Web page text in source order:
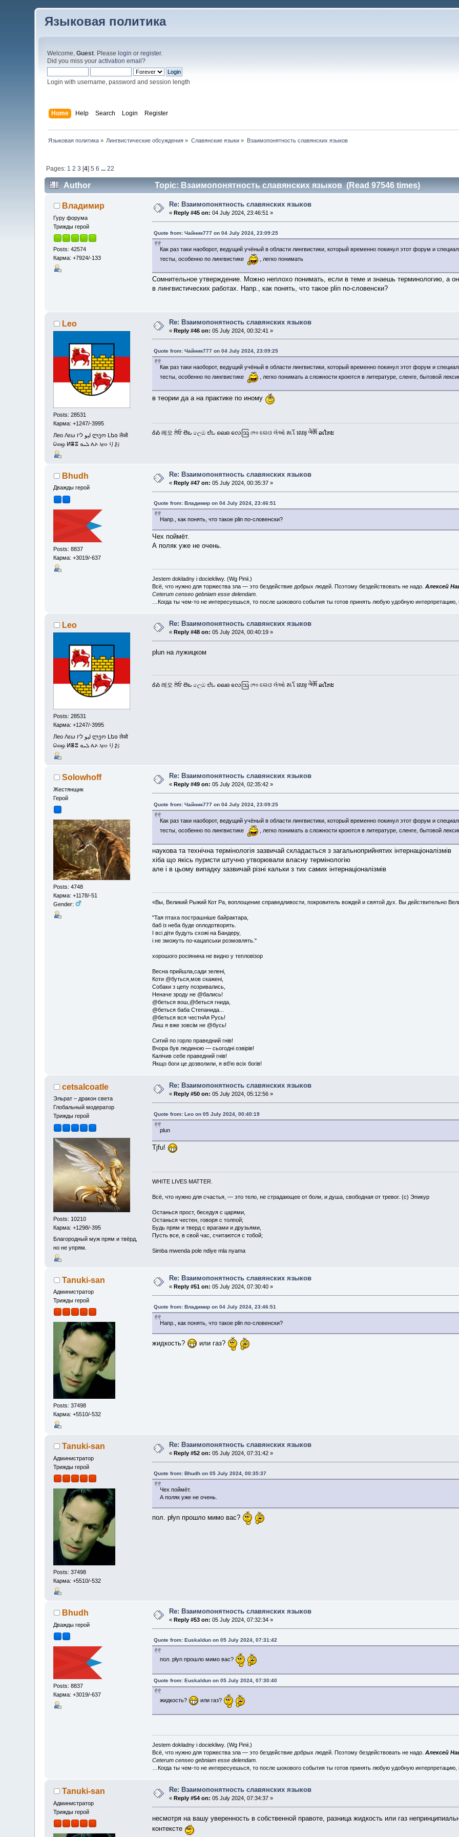
Языковая политика
Welcome,Guest. Please login orregister.
Did you miss youractivation email?
Login with username, password and session length
Home Help Search Login Register
Языковая политика» Лингвистические обсуждения » Славянские языки» Взаимопонятность славянских языков
Pages: 1 2 3 [4] 5 6 ... 22
Author Topic: Взаимопонятность славянских языков (Read 97546 times)
Владимир
Гуру форума
Трижды герой
Posts: 42574
Карма: +7924/-133
Re: Взаимопонятность славянских языков
« Reply #45 on: 04 July 2024, 23:46:51 »
Quote from: Чайник777 on 04 July 2024, 23:09:25
Как раз таки наоборот, ведущий учёный в области лингвистики, который временно покинул этот форум и
тесты, особенно по лингвистике
, легко понимать
Сомнительное утверждение. Можно неплохо понимать, если в теме и знаешь терминологию, а
в лингвистических работах. Напр., как понять, что такое plin по-словенски?
Leo
Posts: 28531
Карма: +1247/-3995
Лео Λεω ليو ליו ლეო Լեօ लेओ
லெஒ ⵍⴻⵓ ܠܝܘ ሌኦ ⲗⲉⲟ りお
Re: Взаимопонятность славянских языков
« Reply #46 on: 05 July 2024, 00:32:41 »
Quote from: Чайник777 on 04 July 2024, 23:09:25
Как раз таки наоборот, ведущий учёный в области лингвистики, который временно покинул этот форум и
тесты, особенно по лингвистике
, легко понимать а сложности кроются в литературе, сленге, бытовой
в теории да а на практике по иному
ᎴᎣ 레오 ਲੇਓ లెఒ ලෙඔ ಲೆಒ ലെഒ လေဩ লেও ଲେଓ લેઓ ลเโ លេអុ ལེཨོ ລເໂກະ
Bhudh
Дважды герой
Posts: 8837
Карма: +3019/-637
Re: Взаимопонятность славянских языков
« Reply #47 on: 05 July 2024, 00:35:37 »
Quote from: Владимир on 04 July 2024, 23:46:51
Напр., как понять, что такое plin по-словенски?
Чех поймёт.
А поляк уже не очень.
Jestem dokładny i dociekliwy. (WgPinii .)
Всё, что нужно для торжества зла — это бездействие добрых людей. Поэтому бездействовать не надо.Алексей
Ceterum censeo gebniam esse delendam.
…Когда ты чем-то не интересуешься, то после шокового события ты готов принять любую удобную
Leo
Posts: 28531
Карма: +1247/-3995
Лео Λεω ليو ליו ლეო Լեօ लेओ
லெஒ ⵍⴻⵓ ܠܝܘ ሌኦ ⲗⲉⲟ りお
Re: Взаимопонятность славянских языков
« Reply #48 on: 05 July 2024, 00:40:19 »
plun на лужицком
ᎴᎣ 레오 ਲੇਓ లెఒ ලෙඔ ಲೆಒ ലെഒ လေဩ লেও ଲେଓ લેઓ ลเโ លេអុ ལེཨོ ລເໂກະ
Solowhoff
Жестянщик
Герой
Posts: 4748
Карма: +1178/-51
Gender:
Re: Взаимопонятность славянских языков
« Reply #49 on: 05 July 2024, 02:35:42 »
Quote from: Чайник777 on 04 July 2024, 23:09:25
Как раз таки наоборот, ведущий учёный в области лингвистики, который временно покинул этот форум и
тесты, особенно по лингвистике
, легко понимать а сложности кроются в литературе, сленге, бытовой
наукова та технічна термінологія зазвичай складається з загальноприйнятих інтернаціоналізмів
хіба що якісь пуристи штучно утворювали власну термінологію
але і в цьому випадку зазвичай різні кальки з тих самих інтернаціоналізмів
«Вы, Великий Рыжий Кот Ра, воплощение справедливости, покровитель вождей и святой дух. Вы действительно
"Тая птаха пострашніше байрактара,
баб із неба буде оплодотворять.
І всі діти будуть схожі на Бандеру,
і не зможуть по-кацапськи розмовлять."
хорошого росіянина не видно у тепловізор
Весна прийшла,сади зелені,
Коти @буться,мов скажені,
Собаки з цепу позривались,
Неначе зроду не @бались!
@беться вош,@беться гнида,
@беться баба Степанида...
@беться вся честнАя Русь!
Лиш я вже зовсім не @бусь!
Ситий по горло праведний гнів!
Вчора був людиною — сьогодні озвірів!
Калічив себе праведний гнів!
Якщо боги це дозволили, я вб'ю всіх богів!
cetsalcoatle
Эльрат – дракон света
Глобальный модератор
Трижды герой
Posts: 10210
Карма: +1298/-395
Благородный муж прям и твёрд,
но не упрям.
Re: Взаимопонятность славянских языков
« Reply #50 on: 05 July 2024, 05:12:56 »
Quote from: Leo on 05 July 2024, 00:40:19
plun
Tjfu!
WHITE LIVES MATTER.
Всё, что нужно для счастья, — это тело, не страдающее от боли, и душа, свободная от тревог. (с) Эпикур
Останься прост, беседуя с царями,
Останься честен, говоря с толпой;
Будь прям и тверд с врагами и друзьями,
Пусть все, в свой час, считаются с тобой;
Simba mwenda pole ndiye mla nyama
Tanuki-san
Администратор
Трижды герой
Posts: 37498
Карма: +5510/-532
Re: Взаимопонятность славянских языков
« Reply #51 on: 05 July 2024, 07:30:40 »
Quote from: Владимир on 04 July 2024, 23:46:51
Напр., как понять, что такое plin по-словенски?
жидкость? или газ?
Tanuki-san
Администратор
Трижды герой
Posts: 37498
Карма: +5510/-532
Re: Взаимопонятность славянских языков
« Reply #52 on: 05 July 2024, 07:31:42 »
Quote from: Bhudh on 05 July 2024, 00:35:37
Чех поймёт.
А поляк уже не очень.
пол. płyn прошло мимо вас?
Bhudh
Дважды герой
Posts: 8837
Карма: +3019/-637
Re: Взаимопонятность славянских языков
« Reply #53 on: 05 July 2024, 07:32:34 »
Quote from: Euskaldun on 05 July 2024, 07:31:42
пол. płyn прошло мимо вас?
Quote from: Euskaldun on 05 July 2024, 07:30:40
жидкость? или газ?
Jestem dokładny i dociekliwy. (Wg Pinii .)
Всё, что нужно для торжества зла — это бездействие добрых людей. Поэтому бездействовать не надо.Алексей
Ceterum censeo gebniam esse delendam.
…Когда ты чем-то не интересуешься, то после шокового события ты готов принять любую удобную
Tanuki-san
Администратор
Трижды герой
Re: Взаимопонятность славянских языков
« Reply #54 on: 05 July 2024, 07:34:37 »
несмотря на вашу уверенность в собственной правоте, разница жидкость или газ
контексте